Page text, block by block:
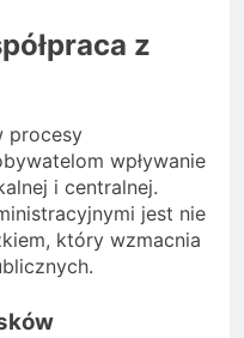
z
procesy
wpływanie
i centralnej.
jest nie
który wzmacnia